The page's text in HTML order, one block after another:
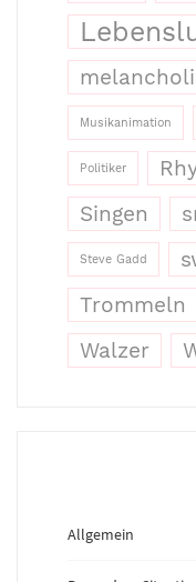
Musikanimation
Politiker
Singen
Steve Gadd
Trommeln
Walzer
Allgemein